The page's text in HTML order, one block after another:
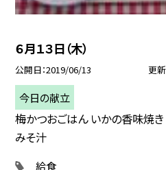
６月１３日（木）
公開日 2019/06/13 更
今日の献立
梅かつおごはん いかの香味焼
みそ汁
給食